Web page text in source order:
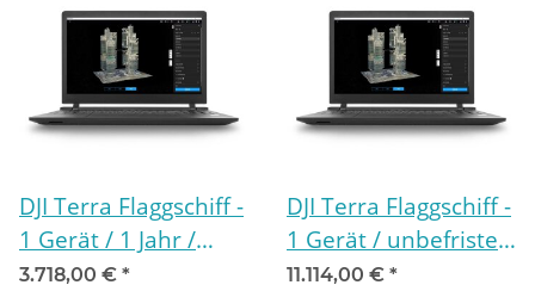
DJI Terra Flaggschiff -
1 Gerät / 1 Jahr /
Online
3.718,00 € *
DJI Terra Flaggschiff -
1 Gerät / unbefristet
/ Offline
11.114,00 € *